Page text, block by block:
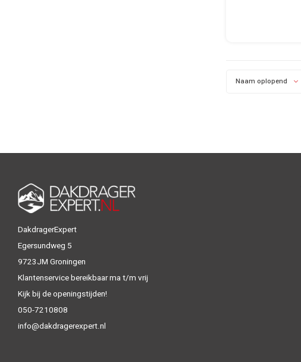
Naam oplopend
DakdragerExpert
Egersundweg 5
9723JM Groningen
Klantenservice bereikbaar ma t/m vrij
Kijk bij de openingstijden!
050-7210808
info@dakdragerexpert.nl